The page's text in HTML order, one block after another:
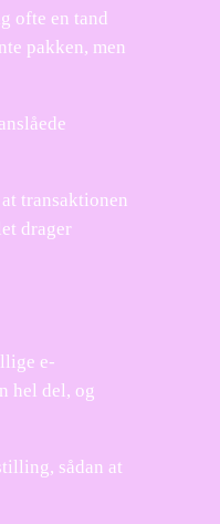
ofte en tand
pakken, men
transaktionen
drager
e-
hel del, og
sådan at